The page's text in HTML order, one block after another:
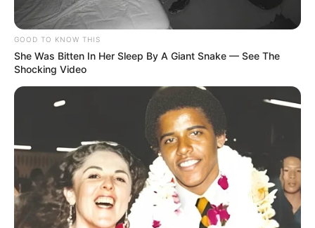
GOOD TO KNOW THIS
She Was Bitten In Her Sleep By A Giant Snake — See The
Shocking Video